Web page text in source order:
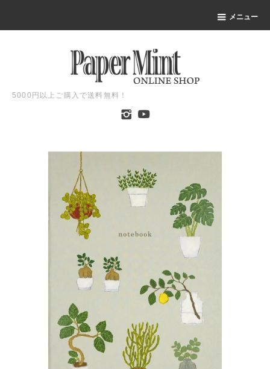
メニュー
5000円以上ご購入で送料無料！